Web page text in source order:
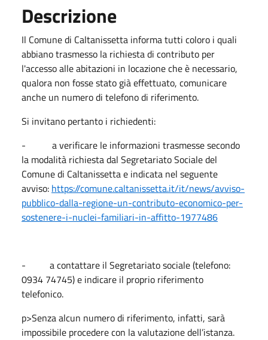
Descrizione
Il Comune di Caltanissetta informa tutti coloro i quali
abbiano trasmesso la richiesta di contributo per
l'accesso alle abitazioni in locazione che è necessario,
qualora non fosse stato già effettuato, comunicare
anche un numero di telefono di riferimento.
Si invitano pertanto i richiedenti:
- a verificare le informazioni trasmesse secondo
la modalità richiesta dal Segretariato Sociale del
Comune di Caltanissetta e indicata nel seguente
avviso: https://comune.caltanissetta.it/it/news/avviso-
pubblico-dalla-regione-un-contributo-economico-per-
sostenere-i-nuclei-familiari-in-affitto-1977486
- a contattare il Segretariato sociale (telefono:
0934 74745) e indicare il proprio riferimento
telefonico.
p>Senza alcun numero di riferimento, infatti, sarà
impossibile procedere con la valutazione dell’istanza.